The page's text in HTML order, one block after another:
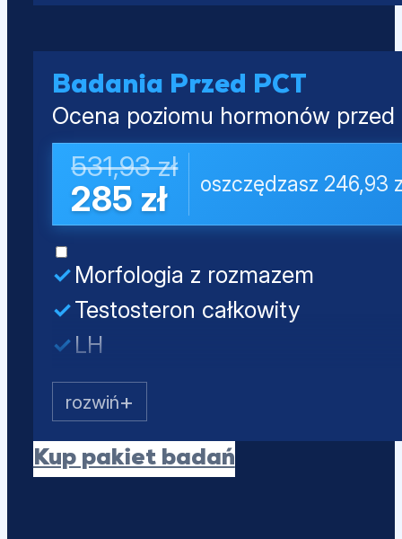
Estradiol (E2)
Prolaktyna
PSA całkowity
Badania Przed PCT
Ocena poziomu hormonów
531,93 zł
285 zł oszczędzasz 246,93
Morfologia z rozmazem
Testosteron całkowity
LH
FSH
SHBG
Albumina
Estradiol (E2)
Kup pakiet badań